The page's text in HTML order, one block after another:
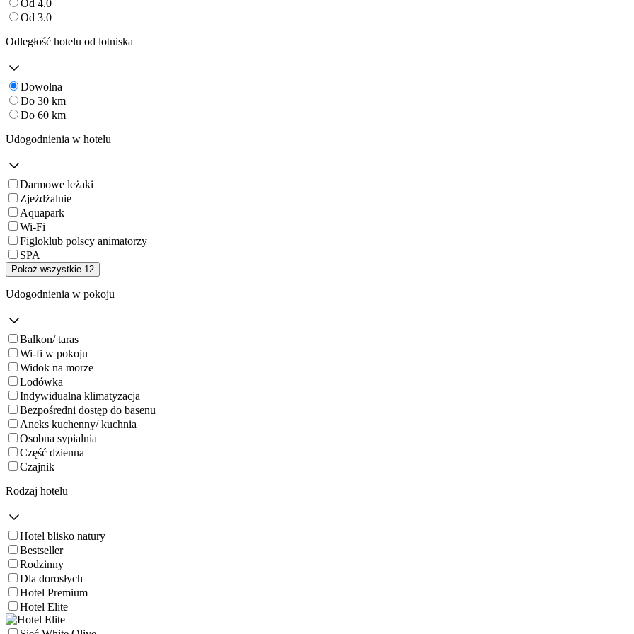
Od 4.0
Od 3.0
Odległość hotelu od lotniska
Dowolna
Do 30 km
Do 60 km
Udogodnienia w hotelu
Darmowe leżaki
Zjeżdżalnie
Aquapark
Wi-Fi
Figloklub polscy animatorzy
SPA
Pokaż wszystkie 12
Udogodnienia w pokoju
Balkon/ taras
Wi-fi w pokoju
Widok na morze
Lodówka
Indywidualna klimatyzacja
Bezpośredni dostęp do basenu
Aneks kuchenny/ kuchnia
Osobna sypialnia
Część dzienna
Czajnik
Rodzaj hotelu
Hotel blisko natury
Bestseller
Rodzinny
Dla dorosłych
Hotel Premium
Hotel Elite